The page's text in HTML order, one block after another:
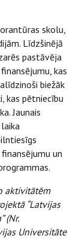
skolu,
Līdzšinējā
pastāvēja
kas
biežāk
kas pētniecību
Jaunais
un
aktivitātēm
“Latvijas
(Nr.
Universitāte